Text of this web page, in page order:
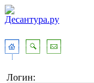
Логин: